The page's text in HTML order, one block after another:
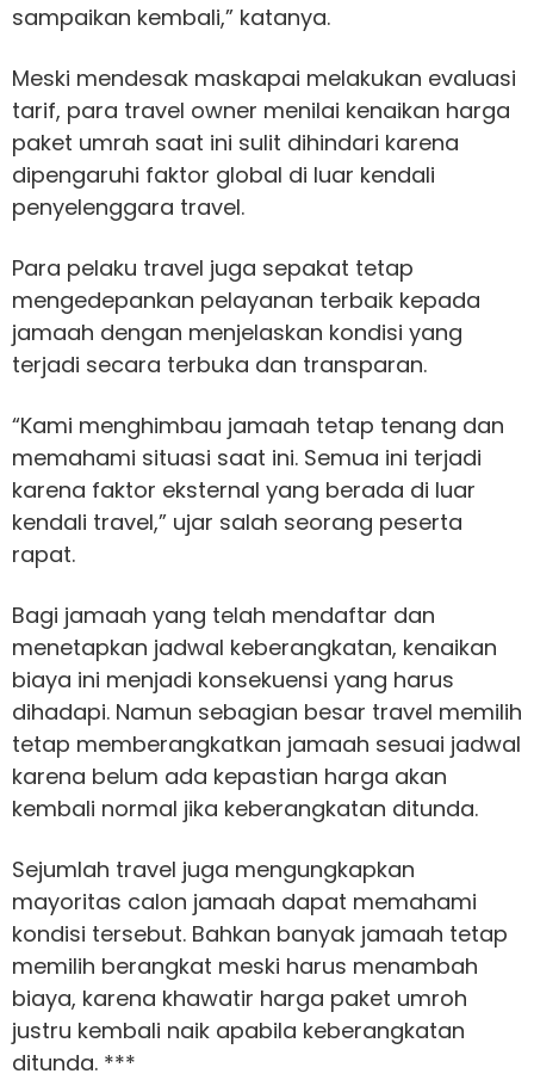
sampaikan kembali,” katanya.
Meski mendesak maskapai melakukan evaluasi
tarif, para travel owner menilai kenaikan harga
paket umrah saat ini sulit dihindari karena
dipengaruhi faktor global di luar kendali
penyelenggara travel.
Para pelaku travel juga sepakat tetap
mengedepankan pelayanan terbaik kepada
jamaah dengan menjelaskan kondisi yang
terjadi secara terbuka dan transparan.
“Kami menghimbau jamaah tetap tenang dan
memahami situasi saat ini. Semua ini terjadi
karena faktor eksternal yang berada di luar
kendali travel,” ujar salah seorang peserta
rapat.
Bagi jamaah yang telah mendaftar dan
menetapkan jadwal keberangkatan, kenaikan
biaya ini menjadi konsekuensi yang harus
dihadapi. Namun sebagian besar travel memilih
tetap memberangkatkan jamaah sesuai jadwal
karena belum ada kepastian harga akan
kembali normal jika keberangkatan ditunda.
Sejumlah travel juga mengungkapkan
mayoritas calon jamaah dapat memahami
kondisi tersebut. Bahkan banyak jamaah tetap
memilih berangkat meski harus menambah
biaya, karena khawatir harga paket umroh
justru kembali naik apabila keberangkatan
ditunda. ***